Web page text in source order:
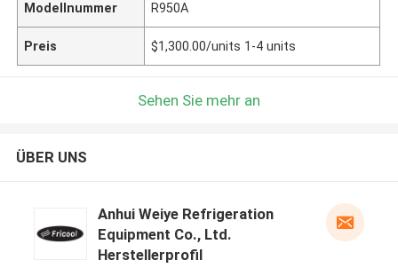
Modellnummer R950A
Preis $1,300.00/units 1-4 units
Sehen Sie mehr an
ÜBER UNS
Anhui Weiye Refrigeration
Equipment Co., Ltd.
Herstellerprofil